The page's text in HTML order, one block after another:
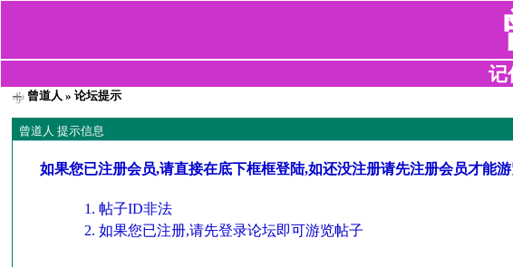
记
曾道人 » 论坛提示
曾道人 提示信息
如果您已注册会员,请直接在底下框框登陆,如还没注册请先注册会员才能
帖子ID非法
如果您已注册,请先登录论坛即可游览帖子